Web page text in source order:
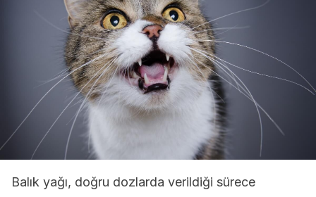
Balık yağı, doğru dozlarda verildiği sürece